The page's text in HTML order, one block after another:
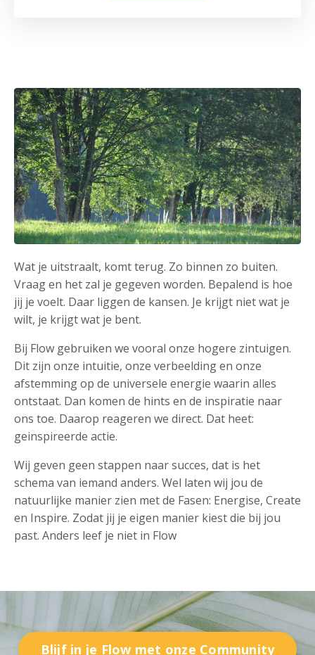
Wat je uitstraalt, komt terug. Zo binnen zo buiten.
Vraag en het zal je gegeven worden. Bepalend is hoe
jij je voelt. Daar liggen de kansen. Je krijgt niet wat je
wilt, je krijgt wat je bent.
Bij Flow gebruiken we vooral onze hogere zintuigen.
Dit zijn onze intuitie, onze verbeelding en onze
afstemming op de universele energie waarin alles
ontstaat. Dan komen de hints en de inspiratie naar
ons toe. Daarop reageren we direct. Dat heet:
geinspireerde actie.
Wij geven geen stappen naar succes, dat is het
schema van iemand anders. Wel laten wij jou de
natuurlijke manier zien met de Fasen: Energise, Create
en Inspire. Zodat jij je eigen manier kiest die bij jou
past. Anders leef je niet in Flow
Blijf in je Flow met onze Community